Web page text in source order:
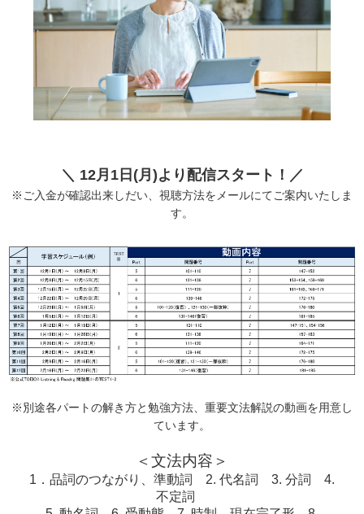
＼ 12月1日(月)より配信スタート！／
※ご入金が確認出来しだい、視聴方法をメールにてご案内いたしま
す。
※別途各パートの解き方と勉強方法、重要文法解説の動画を用意し
ています。
＜文法内容＞
1．品詞のつながり、準動詞 2. 代名詞 3. 分詞 4.
不定詞